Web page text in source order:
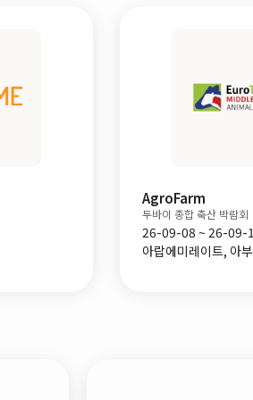
SPACE
렌느 종합 축산 박람회
26-09-15 ~ 26-09-
프랑스, 렌느